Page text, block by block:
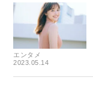
エンタメ
2023.05.14